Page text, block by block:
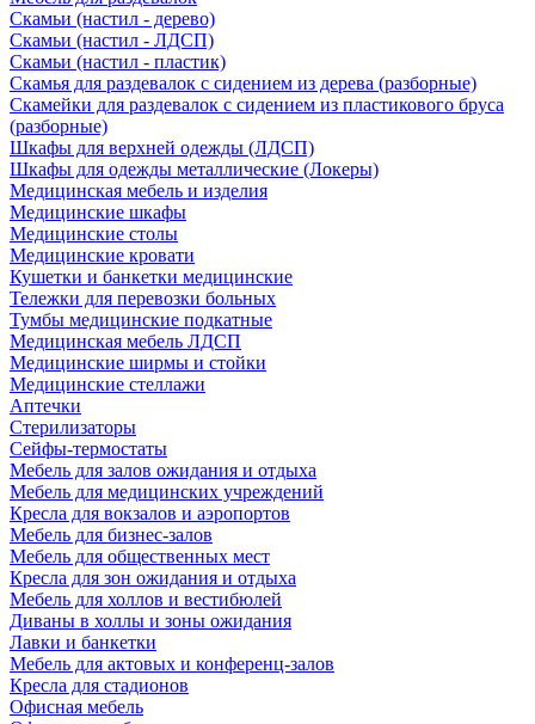
Скамьи (настил - дерево)
Скамьи (настил - ЛДСП)
Скамьи (настил - пластик)
Скамья для раздевалок с сидением из дерева (разборные)
Скамейки для раздевалок с сидением из пластикового бруса
(разборные)
Шкафы для верхней одежды (ЛДСП)
Шкафы для одежды металлические (Локеры)
Медицинская мебель и изделия
Медицинские шкафы
Медицинские столы
Медицинские кровати
Кушетки и банкетки медицинские
Тележки для перевозки больных
Тумбы медицинские подкатные
Медицинская мебель ЛДСП
Медицинские ширмы и стойки
Медицинские стеллажи
Аптечки
Стерилизаторы
Сейфы-термостаты
Мебель для залов ожидания и отдыха
Мебель для медицинских учреждений
Кресла для вокзалов и аэропортов
Мебель для бизнес-залов
Мебель для общественных мест
Кресла для зон ожидания и отдыха
Мебель для холлов и вестибюлей
Диваны в холлы и зоны ожидания
Лавки и банкетки
Мебель для актовых и конференц-залов
Кресла для стадионов
Офисная мебель